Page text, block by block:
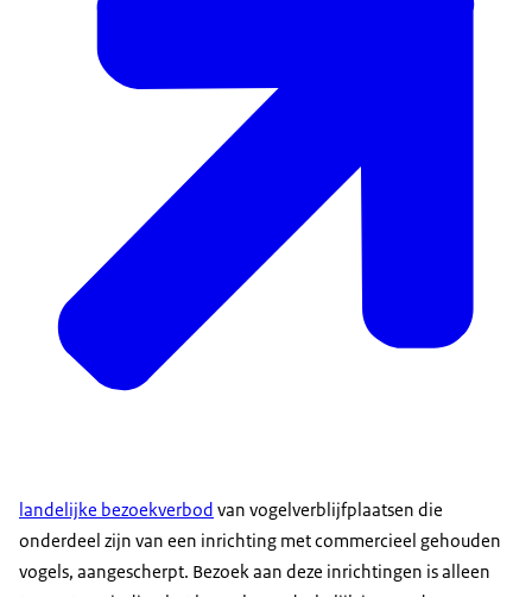
landelijke bezoekverbod van vogelverblijfplaatsen die
onderdeel zijn van een inrichting met commercieel gehouden
vogels, aangescherpt. Bezoek aan deze inrichtingen is alleen